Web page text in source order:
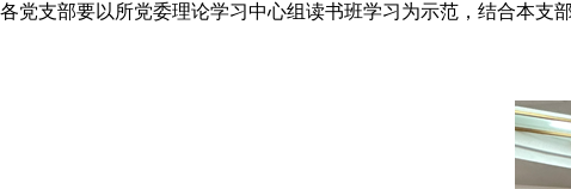
各党支部要以所党委理论学习中心组读书班学习为示范，结合本